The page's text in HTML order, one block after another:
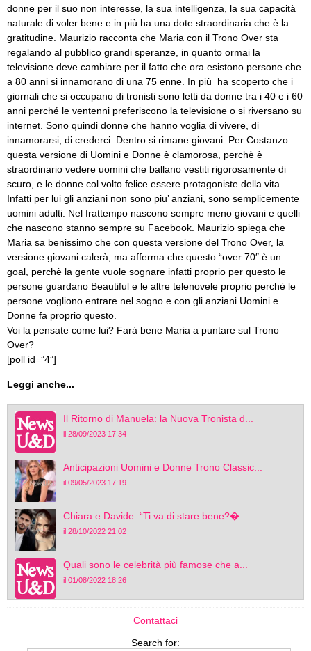
donne per il suo non interesse, la sua intelligenza, la sua capacità
naturale di voler bene e in più ha una dote straordinaria che è la
gratitudine. Maurizio racconta che Maria con il Trono Over sta
regalando al pubblico grandi speranze, in quanto ormai la
televisione deve cambiare per il fatto che ora esistono persone che
a 80 anni si innamorano di una 75 enne. In più ha scoperto che i
giornali che si occupano di tronisti sono letti da donne tra i 40 e i 60
anni perché le ventenni preferiscono la televisione o si riversano su
internet. Sono quindi donne che hanno voglia di vivere, di
innamorarsi, di crederci. Dentro si rimane giovani. Per Costanzo
questa versione di Uomini e Donne è clamorosa, perchè è
straordinario vedere uomini che ballano vestiti rigorosamente di
scuro, e le donne col volto felice essere protagoniste della vita.
Infatti per lui gli anziani non sono piu’ anziani, sono semplicemente
uomini adulti. Nel frattempo nascono sempre meno giovani e quelli
che nascono stanno sempre su Facebook. Maurizio spiega che
Maria sa benissimo che con questa versione del Trono Over, la
versione giovani calerà, ma afferma che questo “over 70″ è un
goal, perchè la gente vuole sognare infatti proprio per questo le
persone guardano Beautiful e le altre telenovele proprio perchè le
persone vogliono entrare nel sogno e con gli anziani Uomini e
Donne fa proprio questo.
Voi la pensate come lui? Farà bene Maria a puntare sul Trono
Over?
[poll id=”4”]
Leggi anche...
Il Ritorno di Manuela: la Nuova Tronista d...
il 28/09/2023 17:34
Anticipazioni Uomini e Donne Trono Classic...
il 09/05/2023 17:19
Chiara e Davide: “Ti va di stare bene?�...
il 28/10/2022 21:02
Quali sono le celebrità più famose che a...
il 01/08/2022 18:26
Contattaci
Search for: